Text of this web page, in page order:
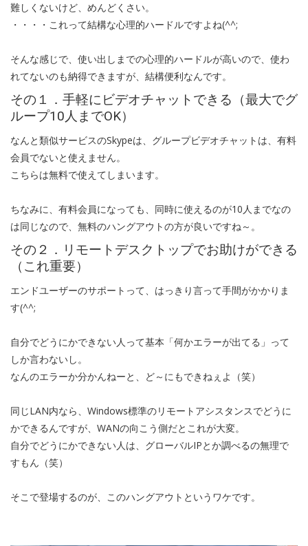
難しくないけど、めんどくさい。
・・・・これって結構な心理的ハードルですよね(^^;
そんな感じで、使い出しまでの心理的ハードルが高いので、使わ
れてないのも納得できますが、結構便利なんです。
その１．手軽にビデオチャットできる（最大でグ
ループ10人までOK）
なんと類似サービスのSkypeは、グループビデオチャットは、有料
会員でないと使えません。
こちらは無料で使えてしまいます。
ちなみに、有料会員になっても、同時に使えるのが10人までなの
は同じなので、無料のハングアウトの方が良いですね～。
その２．リモートデスクトップでお助けができる
（これ重要）
エンドユーザーのサポートって、はっきり言って手間がかかりま
す(^^;
自分でどうにかできない人って基本「何かエラーが出てる」って
しか言わないし。
なんのエラーか分かんねーと、ど～にもできねぇよ（笑）
同じLAN内なら、Windows標準のリモートアシスタンスでどうに
かできるんですが、WANの向こう側だとこれが大変。
自分でどうにかできない人は、グローバルIPとか調べるの無理で
すもん（笑）
そこで登場するのが、このハングアウトというワケです。